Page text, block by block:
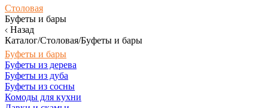
Столовая
Буфеты и бары
Назад
Каталог/Столовая/Буфеты и бары
Буфеты и бары
Буфеты из дерева
Буфеты из дуба
Буфеты из сосны
Комоды для кухни